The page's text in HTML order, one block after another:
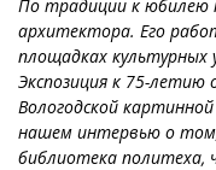
По традиции к юбилею
архитектора. Его
площадках
Экспозиция к 75-летию
Вологодской
нашем интервью о
библиотека политеха,